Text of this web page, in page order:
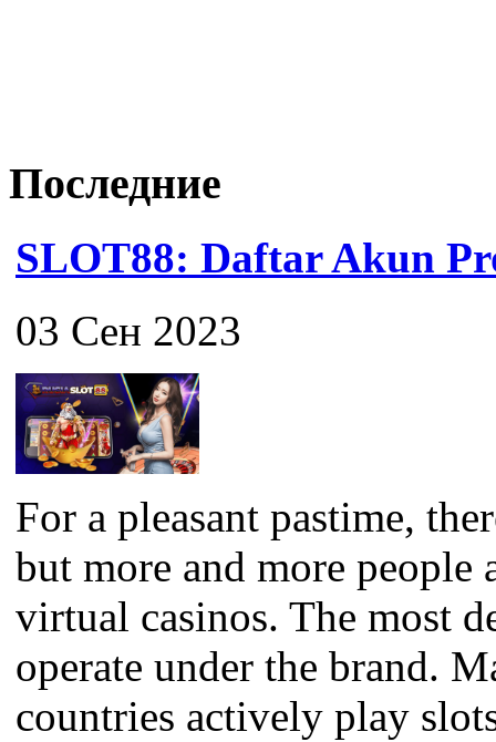
Последние
SLOT88: Daftar Akun
03 Сен 2023
For a pleasant pastime,
but more and more people
virtual casinos. The most
operate under the brand.
countries actively play